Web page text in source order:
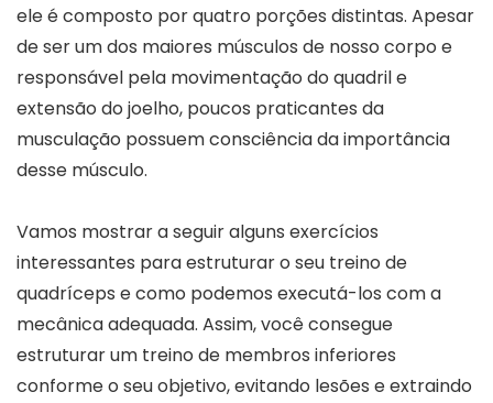
ele é composto por quatro porções distintas. Apesar
de ser um dos maiores músculos de nosso corpo e
responsável pela movimentação do quadril e
extensão do joelho, poucos praticantes da
musculação possuem consciência da importância
desse músculo.
Vamos mostrar a seguir alguns exercícios
interessantes para estruturar o seu treino de
quadríceps e como podemos executá-los com a
mecânica adequada. Assim, você consegue
estruturar um treino de membros inferiores
conforme o seu objetivo, evitando lesões e extraindo